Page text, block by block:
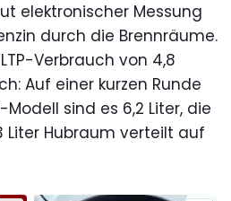
elektronischer Messung
durch die Brennräume.
Verbrauch von 4,8
Auf einer kurzen Runde
sind es 6,2 Liter, die
Liter Hubraum verteilt auf